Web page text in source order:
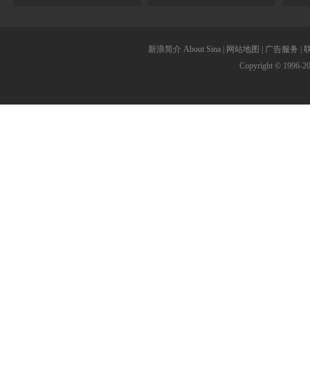
新浪简介 About Sina 网站地图 广告服务
Copyright © 1996-